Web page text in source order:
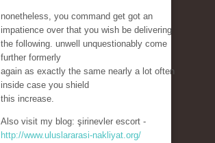
nonetheless, you command get got an
impatience over that you wish be delivering
the following. unwell unquestionably come
further formerly
again as exactly the same nearly a lot often
inside case you shield
this increase.
Also visit my blog: şirinevler escort -
http://www.uluslararasi-nakliyat.org/